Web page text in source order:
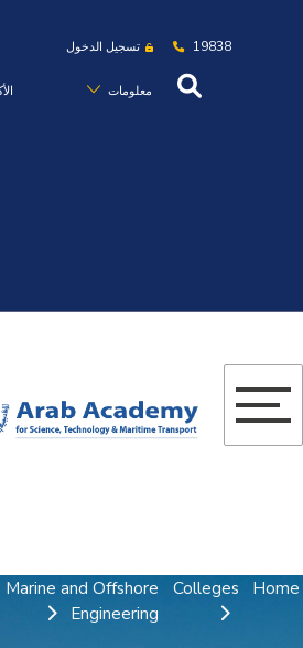
19838 تسجيل الدخول
معلومات
القبول والتسجيل
البحث العلمي
Home
Colleges
Marine and Offshore
Engineering